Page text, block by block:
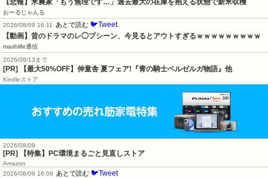
【悲報】米農家「もう無理です…」過去最大の在庫を抱える状態で新米収穫
おーるじゃんる
2026/08/09 16:11
あとで読む 🐦Tweet
【動画】昔のドラマのレ◯プシーン、今見るとアウトすぎるｗｗｗｗｗｗｗｗｗ
mashlife通信
2026/08/13まで
[PR] 【最大50%OFF】伸童舎 夏フェア!『青の騎士ベルゼルガ物語』他
Kindleストア
2026/08/09
[PR] 【特集】PC環境まるごと見直しストア
Amazon
2026/08/09 16:09
あとで読む 🐦Tweet